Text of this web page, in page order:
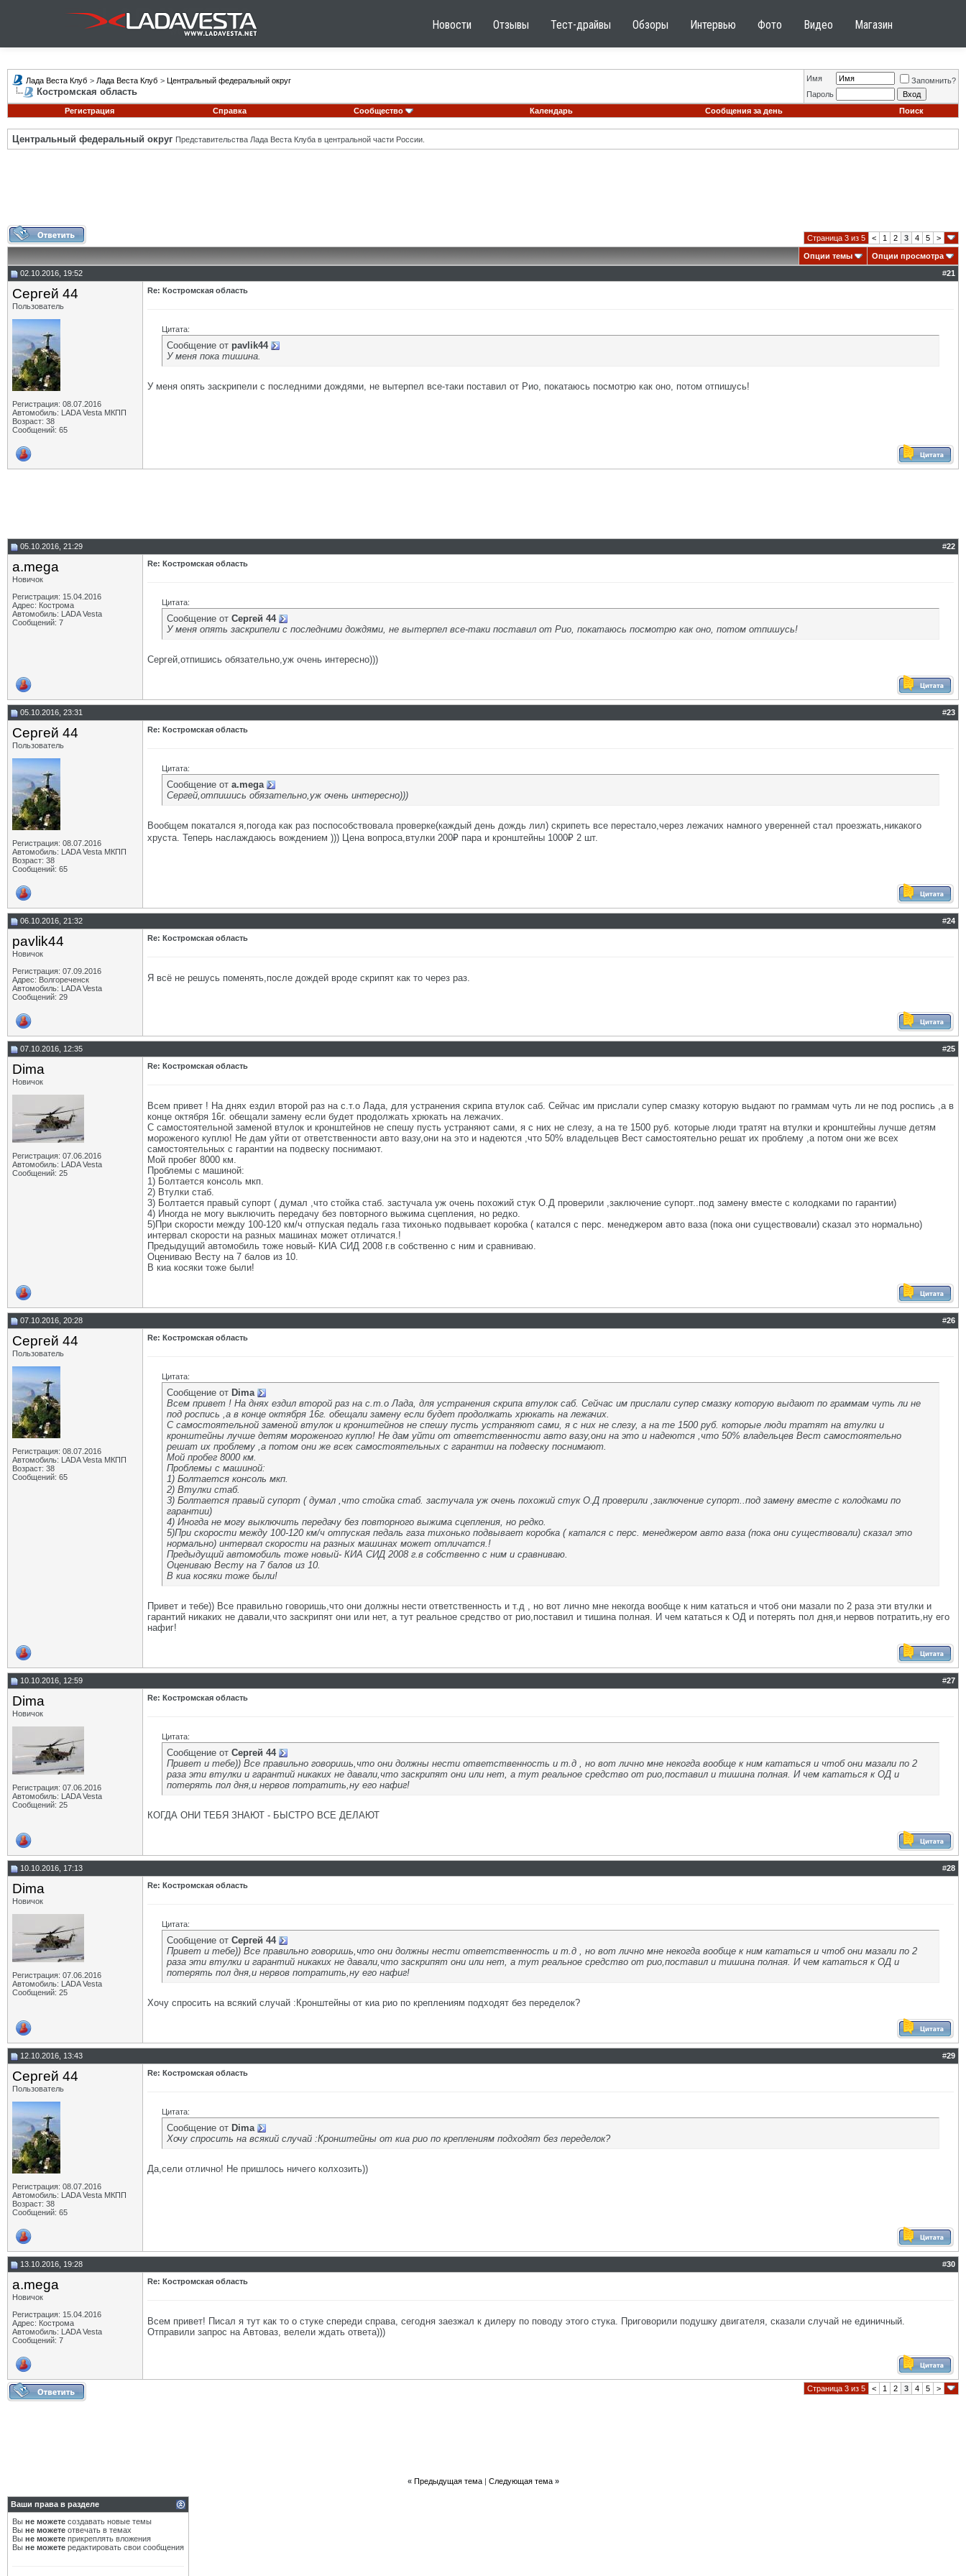
Новости Отзывы Тест-драйвы Обзоры Интервью Фото Видео Магазин
Лада Веста Клуб > Лада Веста Клуб > Центральный федеральный округ
Костромская область
Имя
Запомнить?
Пароль
Регистрация
Справка Сообщество Календарь Сообщения за день Поиск
Центральный федеральный округ Представительства Лада Веста Клуба в центральной части России.
Страница 3 из 5 < 1 2 3 4 5 >
Опции темы
Опции просмотра
02.10.2016, 19:52
#21
Сергей 44
Пользователь
Регистрация: 08.07.2016
Автомобиль: LADA Vesta МКПП
Возраст: 38
Сообщений: 65
Re: Костромская область
Цитата:
Сообщение от pavlik44
У меня пока тишина.
У меня опять заскрипели с последними дождями, не вытерпел все-таки поставил от Рио, покатаюсь посмотрю как оно, потом отпишусь!
05.10.2016, 21:29 #22
a.mega
Новичок
Регистрация: 15.04.2016
Адрес: Кострома
Автомобиль: LADA Vesta
Сообщений: 7
Re: Костромская область
Цитата:
Сообщение от Сергей 44
У меня опять заскрипели с последними дождями, не вытерпел все-таки поставил от Рио, покатаюсь посмотрю как оно, потом отпишусь!
Сергей,отпишись обязательно,уж очень интересно)))
05.10.2016, 23:31 #23
Сергей 44
Пользователь
Регистрация: 08.07.2016
Автомобиль: LADA Vesta МКПП
Возраст: 38
Сообщений: 65
Re: Костромская область
Цитата:
Сообщение от a.mega
Сергей,отпишись обязательно,уж очень интересно)))
Вообщем покатался я,погода как раз поспособствовала проверке(каждый день дождь лил) скрипеть все перестало,через лежачих намного уверенней стал проезжать,никакого
хруста. Теперь наслаждаюсь вождением ))) Цена вопроса,втулки 200₽ пара и кронштейны 1000₽ 2 шт.
06.10.2016, 21:32 #24
pavlik44
Новичок
Регистрация: 07.09.2016
Адрес: Волгореченск
Автомобиль: LADA Vesta
Сообщений: 29
Re: Костромская область
Я всё не решусь поменять,после дождей вроде скрипят как то через раз.
07.10.2016, 12:35 #25
Dima
Новичок
Регистрация: 07.06.2016
Автомобиль: LADA Vesta
Сообщений: 25
Re: Костромская область
Всем привет ! На днях ездил второй раз на с.т.о Лада, для устранения скрипа втулок саб. Сейчас им прислали супер смазку которую выдают по граммам чуть ли не под роспись ,а в
конце октября 16г. обещали замену если будет продолжать хрюкать на лежачих.
С самостоятельной заменой втулок и кронштейнов не спешу пусть устраняют сами, я с них не слезу, а на те 1500 руб. которые люди тратят на втулки и кронштейны лучше детям
мороженого куплю! Не дам уйти от ответственности авто вазу,они на это и надеются ,что 50% владельцев Вест самостоятельно решат их проблему ,а потом они же всех
самостоятельных с гарантии на подвеску поснимают.
Мой пробег 8000 км.
Проблемы с машиной:
1) Болтается консоль мкп.
2) Втулки стаб.
3) Болтается правый супорт ( думал ,что стойка стаб. застучала уж очень похожий стук О.Д проверили ,заключение супорт..под замену вместе с колодками по гарантии)
4) Иногда не могу выключить передачу без повторного выжима сцепления, но редко.
5)При скорости между 100-120 км/ч отпуская педаль газа тихонько подвывает коробка ( катался с перс. менеджером авто ваза (пока они существовали) сказал это нормально)
интервал скорости на разных машинах может отличатся.!
Предыдущий автомобиль тоже новый- КИА СИД 2008 г.в собственно с ним и сравниваю.
Оцениваю Весту на 7 балов из 10.
В киа косяки тоже были!
07.10.2016, 20:28 #26
Сергей 44
Пользователь
Регистрация: 08.07.2016
Автомобиль: LADA Vesta МКПП
Возраст: 38
Сообщений: 65
Re: Костромская область
Цитата:
Сообщение от Dima
Всем привет ! На днях ездил второй раз на с.т.о Лада, для устранения скрипа втулок саб. Сейчас им прислали супер смазку которую выдают по граммам чуть ли не
под роспись ,а в конце октября 16г. обещали замену если будет продолжать хрюкать на лежачих.
С самостоятельной заменой втулок и кронштейнов не спешу пусть устраняют сами, я с них не слезу, а на те 1500 руб. которые люди тратят на втулки и
кронштейны лучше детям мороженого куплю! Не дам уйти от ответственности авто вазу,они на это и надеются ,что 50% владельцев Вест самостоятельно
решат их проблему ,а потом они же всех самостоятельных с гарантии на подвеску поснимают.
Мой пробег 8000 км.
Проблемы с машиной:
1) Болтается консоль мкп.
2) Втулки стаб.
3) Болтается правый супорт ( думал ,что стойка стаб. застучала уж очень похожий стук О.Д проверили ,заключение супорт..под замену вместе с колодками по
гарантии)
4) Иногда не могу выключить передачу без повторного выжима сцепления, но редко.
5)При скорости между 100-120 км/ч отпуская педаль газа тихонько подвывает коробка ( катался с перс. менеджером авто ваза (пока они существовали) сказал это
нормально) интервал скорости на разных машинах может отличатся.!
Предыдущий автомобиль тоже новый- КИА СИД 2008 г.в собственно с ним и сравниваю.
Оцениваю Весту на 7 балов из 10.
В киа косяки тоже были!
Привет и тебе)) Все правильно говоришь,что они должны нести ответственность и т.д , но вот лично мне некогда вообще к ним кататься и чтоб они мазали по 2 раза эти втулки и
гарантий никаких не давали,что заскрипят они или нет, а тут реальное средство от рио,поставил и тишина полная. И чем кататься к ОД и потерять пол дня,и нервов потратить,ну его
нафиг!
10.10.2016, 12:59 #27
Dima
Новичок
Регистрация: 07.06.2016
Автомобиль: LADA Vesta
Сообщений: 25
Re: Костромская область
Цитата:
Сообщение от Сергей 44
Привет и тебе)) Все правильно говоришь,что они должны нести ответственность и т.д , но вот лично мне некогда вообще к ним кататься и чтоб они мазали по 2
раза эти втулки и гарантий никаких не давали,что заскрипят они или нет, а тут реальное средство от рио,поставил и тишина полная. И чем кататься к ОД и
потерять пол дня,и нервов потратить,ну его нафиг!
КОГДА ОНИ ТЕБЯ ЗНАЮТ - БЫСТРО ВСЕ ДЕЛАЮТ
10.10.2016, 17:13 #28
Dima
Новичок
Регистрация: 07.06.2016
Автомобиль: LADA Vesta
Сообщений: 25
Re: Костромская область
Цитата:
Сообщение от Сергей 44
Привет и тебе)) Все правильно говоришь,что они должны нести ответственность и т.д , но вот лично мне некогда вообще к ним кататься и чтоб они мазали по 2
раза эти втулки и гарантий никаких не давали,что заскрипят они или нет, а тут реальное средство от рио,поставил и тишина полная. И чем кататься к ОД и
потерять пол дня,и нервов потратить,ну его нафиг!
Хочу спросить на всякий случай :Кронштейны от киа рио по креплениям подходят без переделок?
12.10.2016, 13:43 #29
Сергей 44
Пользователь
Регистрация: 08.07.2016
Автомобиль: LADA Vesta МКПП
Возраст: 38
Сообщений: 65
Re: Костромская область
Цитата:
Сообщение от Dima
Хочу спросить на всякий случай :Кронштейны от киа рио по креплениям подходят без переделок?
Да,сели отлично! Не пришлось ничего колхозить))
13.10.2016, 19:28 #30
a.mega
Новичок
Регистрация: 15.04.2016
Адрес: Кострома
Автомобиль: LADA Vesta
Сообщений: 7
Re: Костромская область
Всем привет! Писал я тут как то о стуке спереди справа, сегодня заезжал к дилеру по поводу этого стука. Приговорили подушку двигателя, сказали случай не единичный.
Отправили запрос на Автоваз, велели ждать ответа)))
Страница 3 из 5 < 1 2 3 4 5 >
« Предыдущая тема| Следующая тема »
Ваши права в разделе
Вы не можете создавать новые темы
Вы не можете отвечать в темах
Вы не можете прикреплять вложения
Вы не можете редактировать свои сообщения